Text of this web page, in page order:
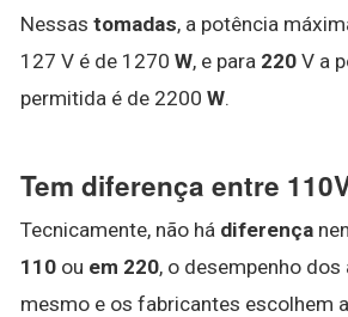
Nessas tomadas, a potência
127 V é de 1270 W, e para 220 V a
permitida é de 2200 W.
Tem diferença entre
Tecnicamente, não há diferença
110 ou em 220, o desempenho dos
mesmo e os fabricantes escolhem